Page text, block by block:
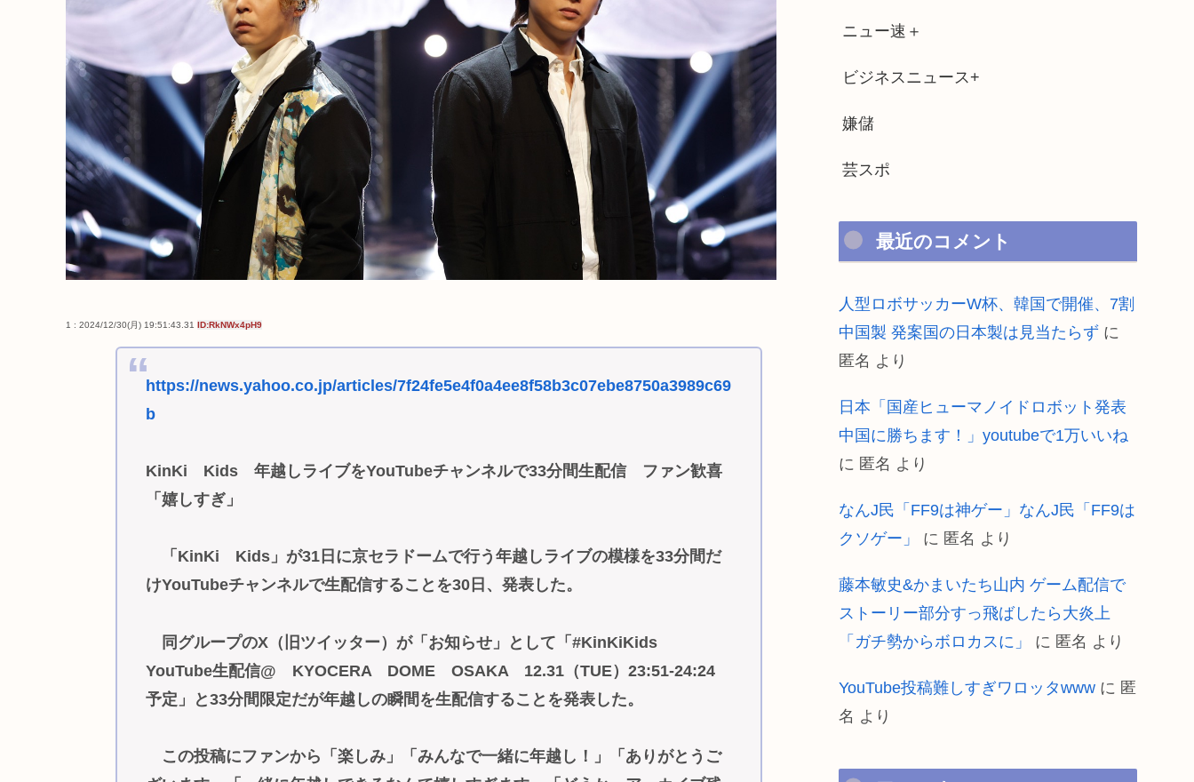
1 : 2024/12/30(月) 19:51:43.31 ID:RkNWx4pH9
https://news.yahoo.co.jp/articles/7f24fe5e4f0a4ee8f58b3c07ebe8750a3989c69
b
KinKi Kids 年越しライブをYouTubeチャンネルで33分間生配信 ファン歓喜
「嬉しすぎ」
「KinKi Kids」が31日に京セラドームで行う年越しライブの模様を33分間だ
けYouTubeチャンネルで生配信することを30日、発表した。
同グループのX（旧ツイッター）が「お知らせ」として「#KinKiKids
YouTube生配信@ KYOCERA DOME OSAKA 12.31（TUE）23:51-24:24
予定」と33分間限定だが年越しの瞬間を生配信することを発表した。
この投稿にファンから「楽しみ」「みんなで一緒に年越し！」「ありがとうご
ニュー速＋
ビジネスニュース+
嫌儲
芸スポ
最近のコメント
人型ロボサッカーW杯、韓国で開催、7割
中国製 発案国の日本製は見当たらず に
匿名 より
日本「国産ヒューマノイドロボット発表
中国に勝ちます！」youtubeで1万いいね
に 匿名 より
なんJ民「FF9は神ゲー」なんJ民「FF9は
クソゲー」
に 匿名 より
藤本敏史&かまいたち山内 ゲーム配信で
ストーリー部分すっ飛ばしたら大炎上
「ガチ勢からボロカスに」
に 匿名 より
YouTube投稿難しすぎワロッタwww に 匿
名 より